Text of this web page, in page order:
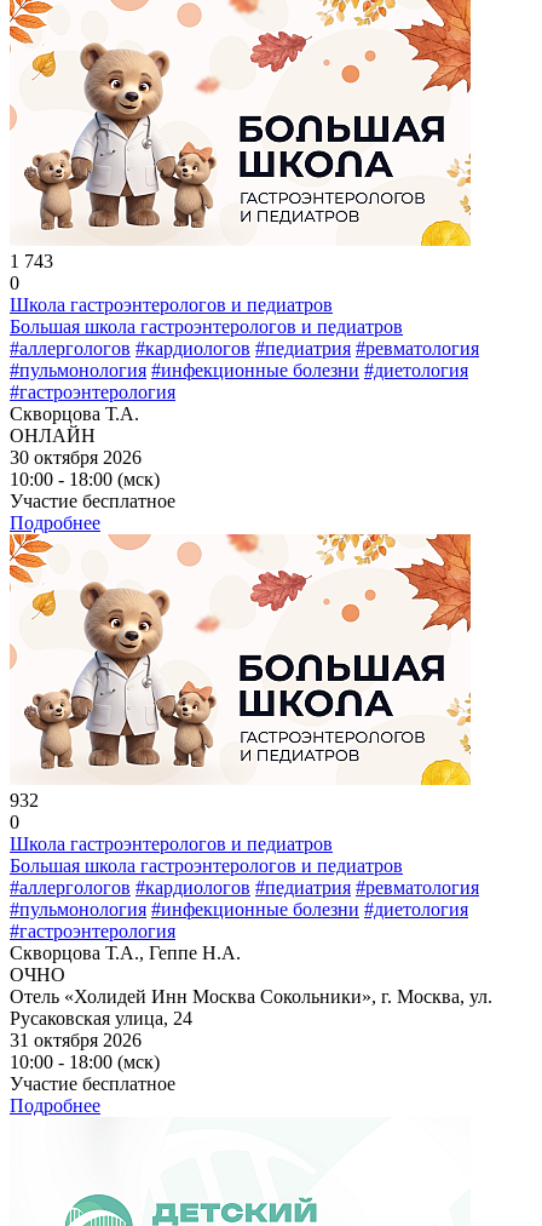
1 743
0
Школа гастроэнтерологов и педиатров
Большая школа гастроэнтерологов и педиатров
#аллергологов #кардиологов #педиатрия #ревматология
#пульмонология #инфекционные болезни #диетология
#гастроэнтерология
Скворцова Т.А.
ОНЛАЙН
30 октября 2026
10:00 - 18:00 (мск)
Участие бесплатное
Подробнее
932
0
Школа гастроэнтерологов и педиатров
Большая школа гастроэнтерологов и педиатров
#аллергологов #кардиологов #педиатрия #ревматология
#пульмонология #инфекционные болезни #диетология
#гастроэнтерология
Скворцова Т.А., Геппе Н.А.
ОЧНО
Отель «Холидей Инн Москва Сокольники», г. Москва, ул.
Русаковская улица, 24
31 октября 2026
10:00 - 18:00 (мск)
Участие бесплатное
Подробнее